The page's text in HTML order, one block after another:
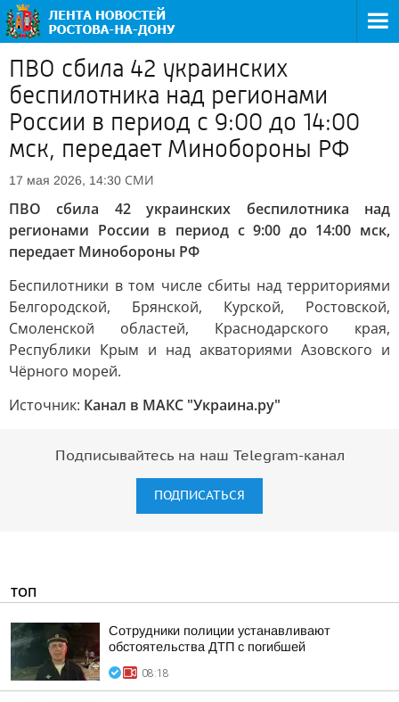
ПВО сбила 42 украинских
беспилотника над регионами
России в период с 9:00 до 14:00
мск, передает Минобороны РФ
17 мая 2026, 14:30 СМИ
ПВО сбила 42 украинских беспилотника над
регионами России в период с 9:00 до 14:00 мск,
передает Минобороны РФ
Беспилотники в том числе сбиты над территориями
Белгородской, Брянской, Курской, Ростовской,
Смоленской областей, Краснодарского края,
Республики Крым и над акваториями Азовского и
Чёрного морей.
Источник: Канал в МАКС "Украина.ру"
Подписывайтесь на наш Telegram-канал
ПОДПИСАТЬСЯ
ТОП
Сотрудники полиции устанавливают
обстоятельства ДТП с погибшей
08:18